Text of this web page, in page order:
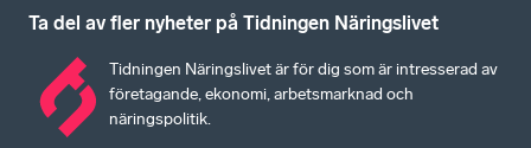
Ta del av fler nyheter på Tidningen Näringslivet
Tidningen Näringslivet är för dig som är intresserad av
företagande, ekonomi, arbetsmarknad och
näringspolitik.